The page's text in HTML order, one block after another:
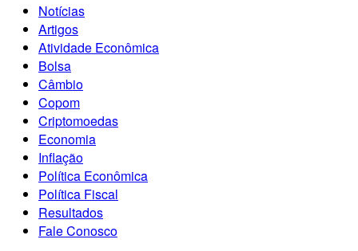
Notícias
Artigos
Atividade Econômica
Bolsa
Câmbio
Copom
Criptomoedas
Economia
Inflação
Política Econômica
Política Fiscal
Resultados
Fale Conosco